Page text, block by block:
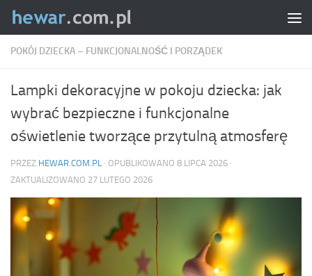
Skip to content
POKÓJ DZIECKA – FUNKCJONALNOŚĆ I PORZĄDEK
Lampki dekoracyjne w pokoju dziecka: jak
wybrać bezpieczne i funkcjonalne
oświetlenie tworzące przytulną atmosferę
PRZEZ HEWAR.COM.PL · OPUBLIKOWANO 8 LIPCA 2026 ·
ZAKTUALIZOWANO 27 LUTEGO 2026